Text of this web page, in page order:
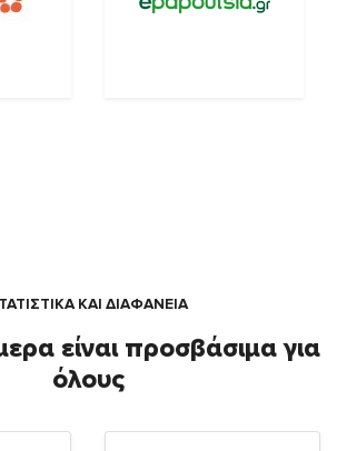
ΚΑΙ ΔΙΑΦΑΝΕΙΑ
είναι προσβάσιμα για
όλους